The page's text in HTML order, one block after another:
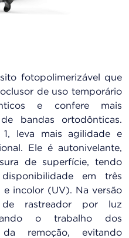
fotopolimerizável que
de uso temporário
e confere mais
bandas ortodônticas.
leva mais agilidade e
Ele é autonivelante,
de superfície, tendo
em três
e incolor (UV). Na versão
de rastreador por luz
o trabalho dos
remoção, evitando